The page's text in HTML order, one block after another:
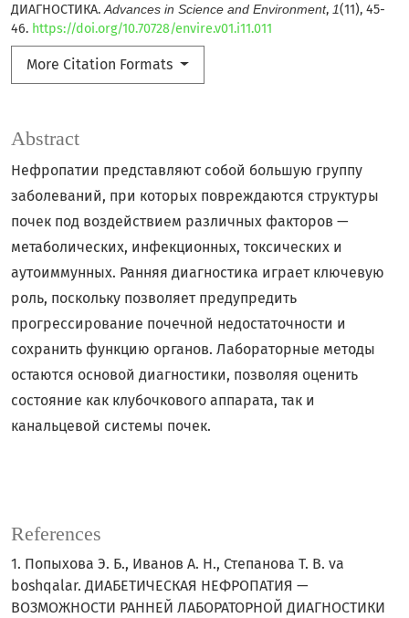
ДИАГНОСТИКА.Advances in Science and Environment, 1(11), 45-
46. https://doi.org/10.70728/envire.v01.i11.011
More Citation Formats
Abstract
Нефропатии представляют собой большую группу
заболеваний, при которых повреждаются структуры
почек под воздействием различных факторов —
метаболических, инфекционных, токсических и
аутоиммунных. Ранняя диагностика играет ключевую
роль, поскольку позволяет предупредить
прогрессирование почечной недостаточности и
сохранить функцию органов. Лабораторные методы
остаются основой диагностики, позволяя оценить
состояние как клубочкового аппарата, так и
канальцевой системы почек.
References
1. Попыхова Э. Б., Иванов А. Н., Степанова Т. В. va
boshqalar. ДИАБЕТИЧЕСКАЯ НЕФРОПАТИЯ —
ВОЗМОЖНОСТИ РАННЕЙ ЛАБОРАТОРНОЙ ДИАГНОСТИКИ